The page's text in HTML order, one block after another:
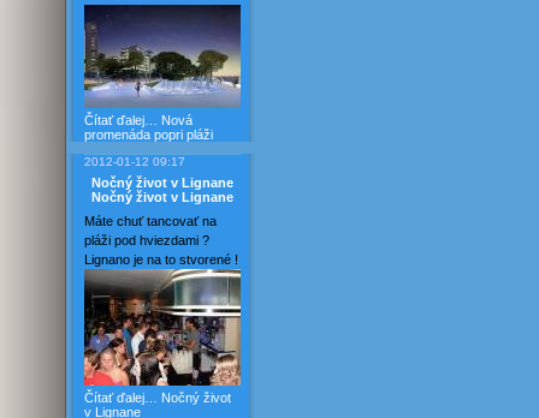
Čítať ďalej… Nová
promenáda popri pláži
2012-01-12 09:17
Nočný život v Lignane
Nočný život v Lignane
Máte chuť tancovať na
pláži pod hviezdami ?
Lignano je na to stvorené !
Čítať ďalej… Nočný život
v Lignane